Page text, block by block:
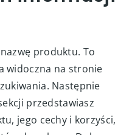
produktu. To
widoczna na stronie
Następnie
przedstawiasz
jego cechy i korzyści,